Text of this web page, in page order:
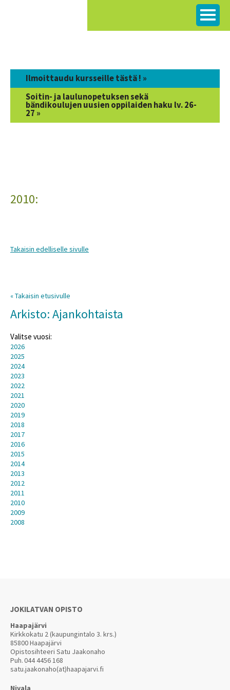
Ilmoittaudu kursseille tästä ! »
Soitin- ja laulunopetuksen sekä
bändikoulujen uusien oppilaiden haku lv. 26-
27 »
2010:
Takaisin edelliselle sivulle
« Takaisin etusivulle
Arkisto: Ajankohtaista
Valitse vuosi:
2026
2025
2024
2023
2022
2021
2020
2019
2018
2017
2016
2015
2014
2013
2012
2011
2010
2009
2008
JOKILATVAN OPISTO
Haapajärvi
Kirkkokatu 2 (kaupungintalo 3. krs.)
85800 Haapajärvi
Opistosihteeri Satu Jaakonaho
Puh.044 4456 168
satu.jaakonaho(at)haapajarvi.fi
Nivala